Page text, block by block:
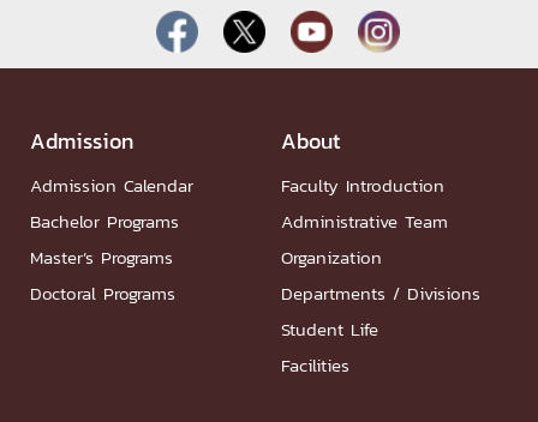
Admission
Admission Calendar
Bachelor Programs
Master’s Programs
Doctoral Programs
About
Faculty Introduction
Administrative Team
Organization
Departments / Divisions
Student Life
Facilities